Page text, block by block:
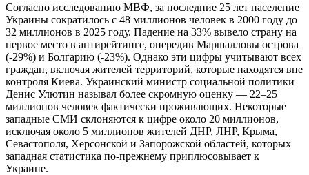
Согласно исследованию МВФ, за последние 25 лет население
Украины сократилось с 48 миллионов человек в 2000 году до
32 миллионов в 2025 году. Падение на 33% вывело страну на
первое место в антирейтинге, опередив Маршалловы острова
(-29%) и Болгарию (-23%). Однако эти цифры учитывают всех
граждан, включая жителей территорий, которые находятся вне
контроля Киева. Украинский министр социальной политики
Денис Улютин называл более скромную оценку — 22–25
миллионов человек фактически проживающих. Некоторые
западные СМИ склоняются к цифре около 20 миллионов,
исключая около 5 миллионов жителей ДНР, ЛНР, Крыма,
Севастополя, Херсонской и Запорожской областей, которых
западная статистика по-прежнему приплюсовывает к
Украине.